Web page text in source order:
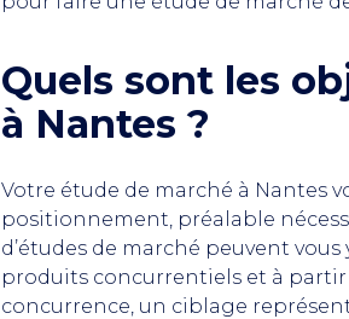
Quels sont les
à Nantes ?
Votre étude de marché à Nantes
positionnement, préalable
d’études de marché peuvent
produits concurrentiels et à
concurrence, un ciblage